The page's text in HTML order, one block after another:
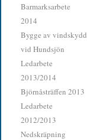
Barmarksarbete
2014
Bygge av vindskydd
vid Hundsjön
Ledarbete
2013/2014
Björnåsträffen 2013
Ledarbete
2012/2013
Nedskräpning